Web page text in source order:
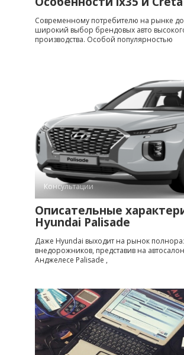
Современному потребителю на рынке
широкий выбор брендовых авто
производства. Особой популярностью
Консультации
Описательные
Hyundai Palisade
Даже Hyundai выходит на рынок
внедорожников, представив на
Анджелесе Palisade ,